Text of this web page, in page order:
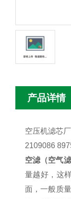
产品详情
空压机滤芯
2109086
空滤（空气
量越好，这
面，一般质